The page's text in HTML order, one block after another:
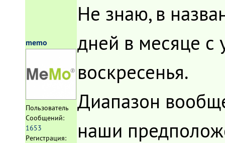
memo
Пользователь
Сообщений:
1653
Регистрация:
Не знаю, в
дней в месяце с
воскресенья.
Диапазон
наши